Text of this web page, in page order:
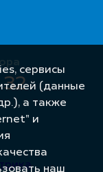
32
сервисы
(данные
а также
и
наш